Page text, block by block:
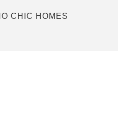
CHIC HOMES